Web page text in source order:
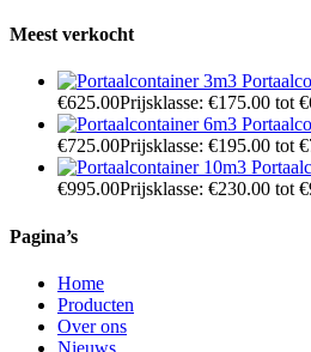
Meest verkocht
€625.00Prijsklasse: €175.00 tot
€725.00Prijsklasse: €195.00 tot
€995.00Prijsklasse: €230.00 tot
Pagina’s
Home
Producten
Over ons
Nieuws